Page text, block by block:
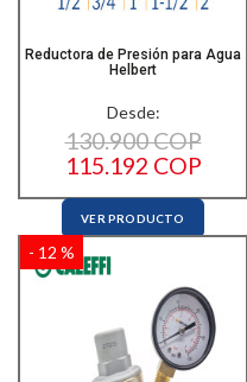
Reductora de Presión para Agua
Helbert
Desde:
130.900 COP
115.192 COP
VER PRODUCTO
- 12 %